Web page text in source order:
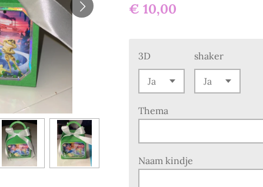
€ 10,00
3D shaker
Thema
Naam kindje